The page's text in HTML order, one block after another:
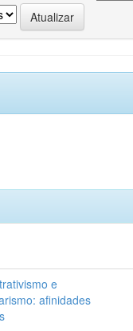
e
afinidades